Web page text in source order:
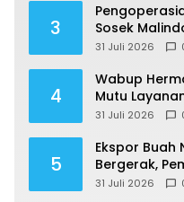
3
Sosek
Motor
31 Juli 2026
4
Wabup
Mutu
31 Juli 2026
5
Ekspor Buah
Bergerak,
Naik Kelas
31 Juli 2026